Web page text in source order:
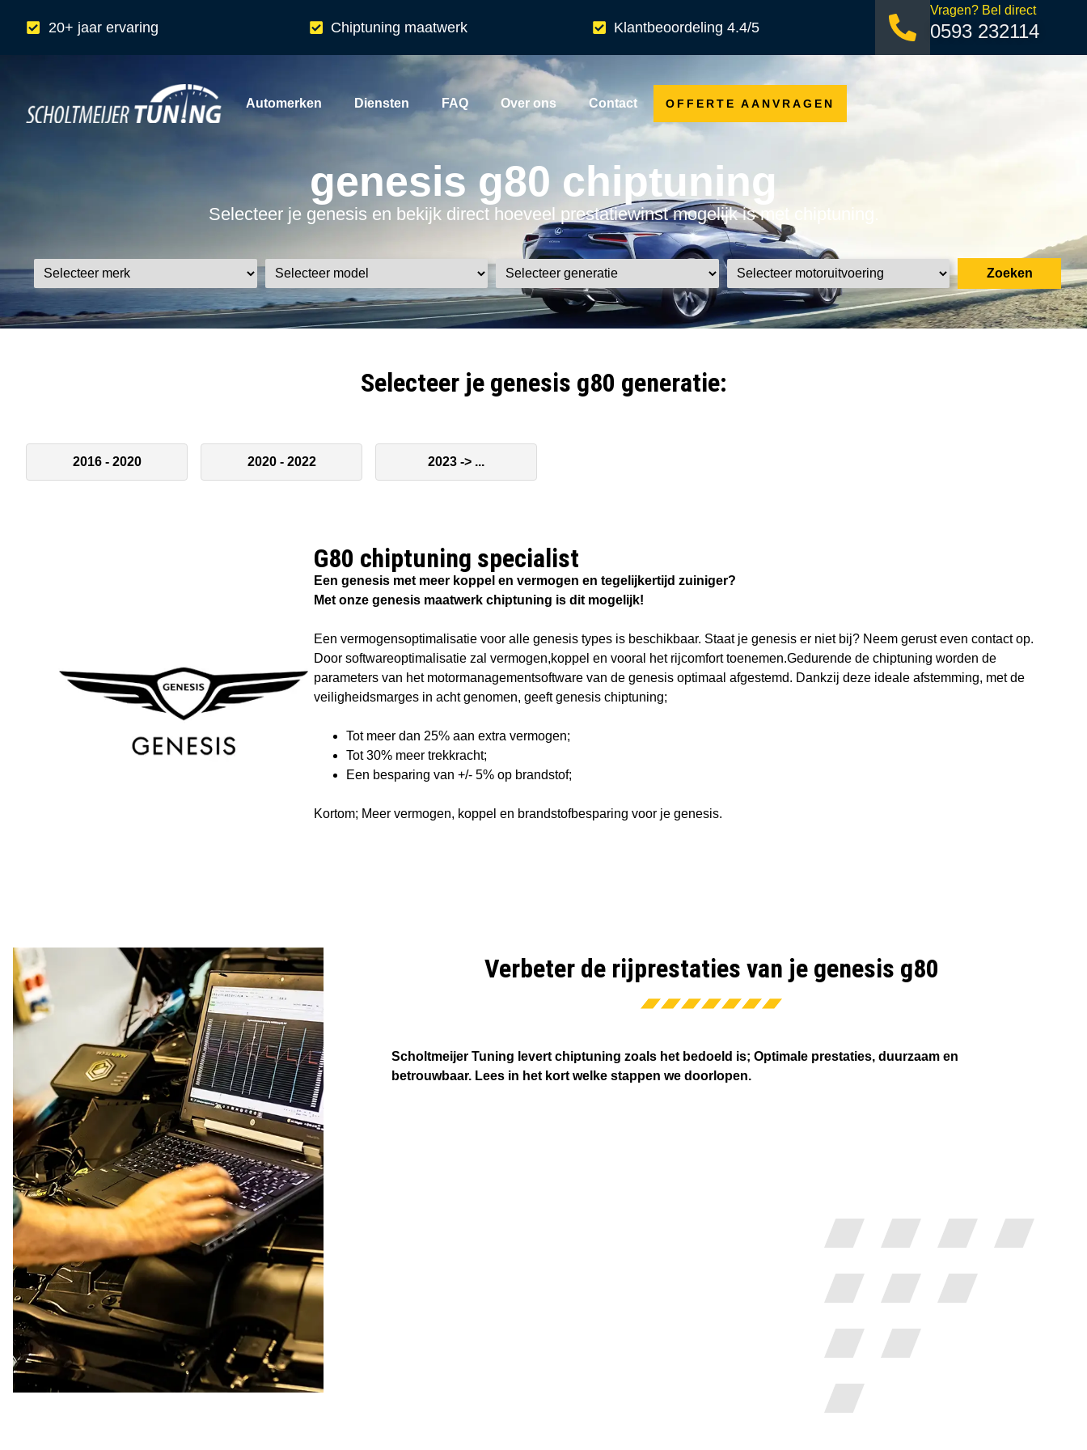
20+ jaar ervaring Chiptuning maatwerk Klantbeoordeling 4.4/5
Vragen? Bel direct
0593 232114
Automerken Diensten FAQ Over ons Contact OFFERTE AANVRAGEN
genesis g80 chiptuning
Selecteer je genesis en bekijk direct hoeveel prestatiewinst mogelijk is met chiptuning.
Zoeken
Selecteer je genesis g80 generatie:
2016 - 2020 2020 - 2022 2023 -> ...
G80 chiptuning specialist​
Een genesis met meer koppel en vermogen en tegelijkertijd zuiniger?
Met onze genesis maatwerk chiptuning is dit mogelijk!
Een vermogensoptimalisatie voor alle genesis types is beschikbaar. Staat je genesis er niet bij? Neem gerust even contact op.
Door softwareoptimalisatie zal vermogen,koppel en vooral het rijcomfort toenemen.Gedurende de chiptuning worden de
parameters van het motormanagementsoftware van de genesis optimaal afgestemd. Dankzij deze ideale afstemming, met de
veiligheidsmarges in acht genomen, geeft genesis chiptuning;
Tot meer dan 25% aan extra vermogen;
Tot 30% meer trekkracht;
Een besparing van +/- 5% op brandstof;
Kortom; Meer vermogen, koppel en brandstofbesparing voor je genesis.
Verbeter de rijprestaties van je genesis g80
Scholtmeijer Tuning levert chiptuning zoals het bedoeld is; Optimale prestaties, duurzaam en
betrouwbaar. Lees in het kort welke stappen we doorlopen.